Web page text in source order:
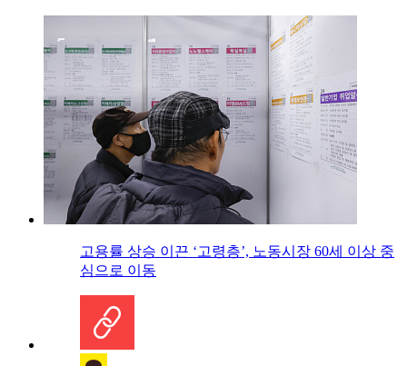
고용률 상승 이끈 ‘고령층’, 노동시장 60세 이상 중
심으로 이동